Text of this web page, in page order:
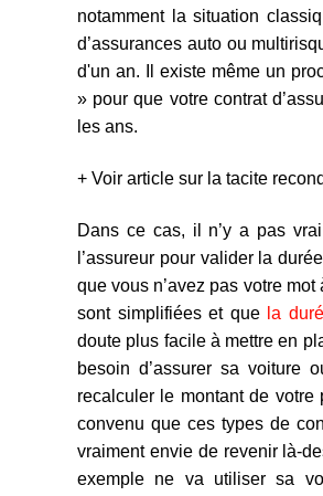
notamment la situation
d’assurances auto ou
d'un an. Il existe même un
» pour que votre contrat
les ans.
+ Voir article sur la tacite
Dans ce cas, il n’y a pas
l’assureur pour valider la
que vous n’avez pas votre
sont simplifiées et que la
doute plus facile à mettre en
besoin d’assurer sa voiture
recalculer le montant de votre
convenu que ces types de
vraiment envie de revenir là-
exemple ne va utiliser sa